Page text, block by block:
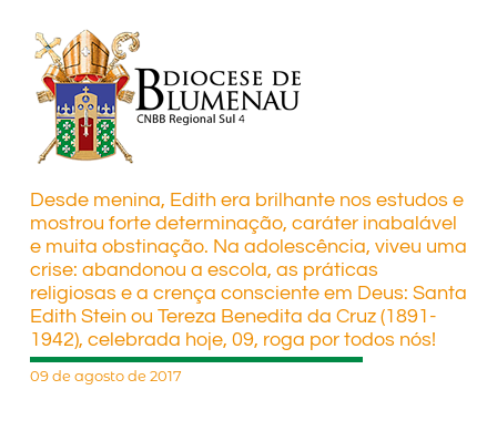
Desde menina, Edith era brilhante nos estudos e
mostrou forte determinação, caráter inabalável
e muita obstinação. Na adolescência, viveu uma
crise: abandonou a escola, as práticas
religiosas e a crença consciente em Deus: Santa
Edith Stein ou Tereza Benedita da Cruz (1891-
1942), celebrada hoje, 09, roga por todos nós!
09 de agosto de 2017